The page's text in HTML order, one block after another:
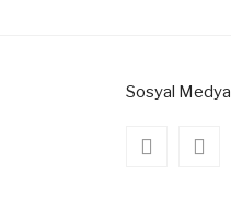
Sosyal Medya